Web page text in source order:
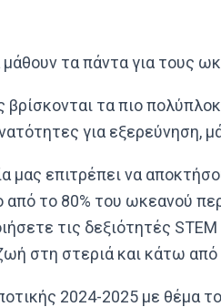
τα πάντα για τους
τα πιο
για εξερεύνηση,
μας επιτρέπει να
το 80% του ωκεανού
τις δεξιότητές
στη στεριά και κάτω από
2024-2025 με θέμα